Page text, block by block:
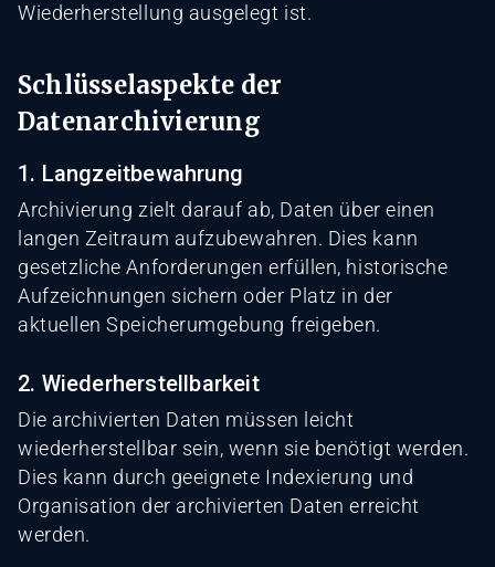
Wiederherstellung ausgelegt ist.
Schlüsselaspekte der
Datenarchivierung
1. Langzeitbewahrung
Archivierung zielt darauf ab, Daten über einen
langen Zeitraum aufzubewahren. Dies kann
gesetzliche Anforderungen erfüllen, historische
Aufzeichnungen sichern oder Platz in der
aktuellen Speicherumgebung freigeben.
2. Wiederherstellbarkeit
Die archivierten Daten müssen leicht
wiederherstellbar sein, wenn sie benötigt werden.
Dies kann durch geeignete Indexierung und
Organisation der archivierten Daten erreicht
werden.